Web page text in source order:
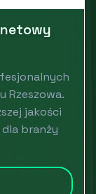
Rzeszowa.
jakości
branży